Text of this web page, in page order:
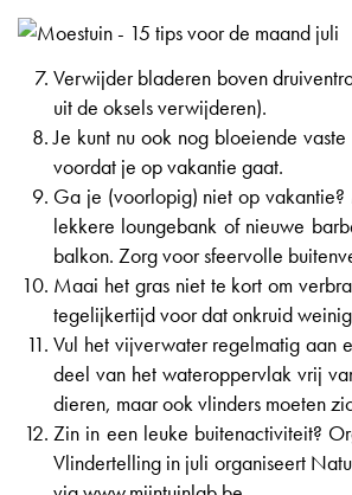
Verwijder bladeren boven
uit de oksels verwijderen).
Je kunt nu ook nog bloeiende
voordat je op vakantie gaat.
Ga je (voorlopig) niet op vakantie?
lekkere loungebank of nieuwe
balkon. Zorg voor sfeervolle
Maai het gras niet te kort om
tegelijkertijd voor dat onkruid
Vul het vijverwater regelmatig aan
deel van het wateroppervlak vrij
dieren, maar ook vlinders moeten
Zin in een leuke buitenactiviteit?
Vlindertelling in juli organiseert